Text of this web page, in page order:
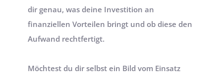
dir genau, was deine Investition an
finanziellen Vorteilen bringt und ob diese den
Aufwand rechtfertigt.
Möchtest du dir selbst ein Bild vom Einsatz